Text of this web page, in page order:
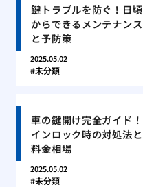
鍵トラブルを防ぐ！日頃
からできるメンテナンス
と予防策
2025.05.02
未分類
車の鍵開け完全ガイド！
インロック時の対処法と
料金相場
2025.05.02
未分類